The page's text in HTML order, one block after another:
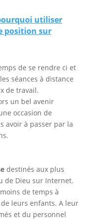
utiliser
position sur
de se rendre ci et
séances à distance
de travail.
un bel avenir
occasion de
avoir à passer par la
destinés aux plus
de Dieu sur Internet.
de temps à
leurs enfants. A leur
et du personnel